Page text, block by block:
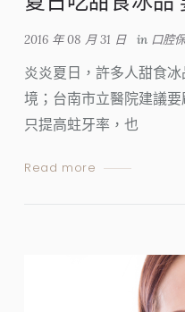
2016 年 08 月 31 日 in 口腔
炎炎夏日，許多人甜食
境；台南市立醫院建議
只提高蛀牙率，也
Read more